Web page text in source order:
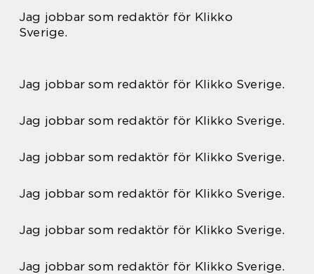
Jag jobbar som redaktör för Klikko
Sverige.
Jag jobbar som redaktör för Klikko Sverige.
Jag jobbar som redaktör för Klikko Sverige.
Jag jobbar som redaktör för Klikko Sverige.
Jag jobbar som redaktör för Klikko Sverige.
Jag jobbar som redaktör för Klikko Sverige.
Jag jobbar som redaktör för Klikko Sverige.